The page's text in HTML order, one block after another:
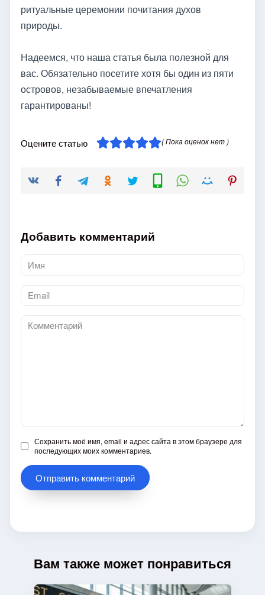
ритуальные церемонии почитания духов
природы.
Надеемся, что наша статья была полезной для
вас. Обязательно посетите хотя бы один из пяти
островов, незабываемые впечатления
гарантированы!
Оцените статью ( Пока оценок нет )
Добавить комментарий
Имя
*
Email
*
Комментарий
Сохранить моё имя, email и адрес сайта в этом браузере для
последующих моих комментариев.
Вам также может понравиться